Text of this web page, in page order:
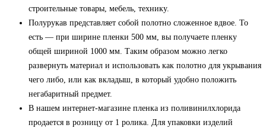
строительные товары, мебель, технику.
Полурукав представляет собой полотно сложенное вдвое. То
есть — при ширине пленки 500 мм, вы получаете пленку
общей шириной 1000 мм. Таким образом можно легко
развернуть материал и использовать как полотно для укрывания
чего либо, или как вкладыш, в который удобно положить
негабаритный предмет.
В нашем интернет-магазине пленка из поливинилхлорида
продается в розницу от 1 ролика. Для упаковки изделий